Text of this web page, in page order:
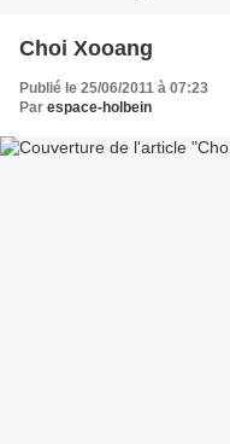
Choi Xooang
Publié le 25/06/2011 à 07:23
Par espace-holbein